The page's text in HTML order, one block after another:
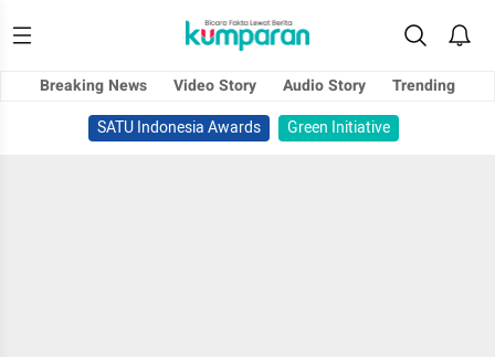
Breaking News Video Story Audio Story
Trending
SATU Indonesia Awards
Green Initiative